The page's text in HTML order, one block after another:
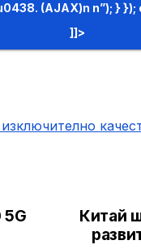
return false; }); }); //]]]]>
]]>
Китай